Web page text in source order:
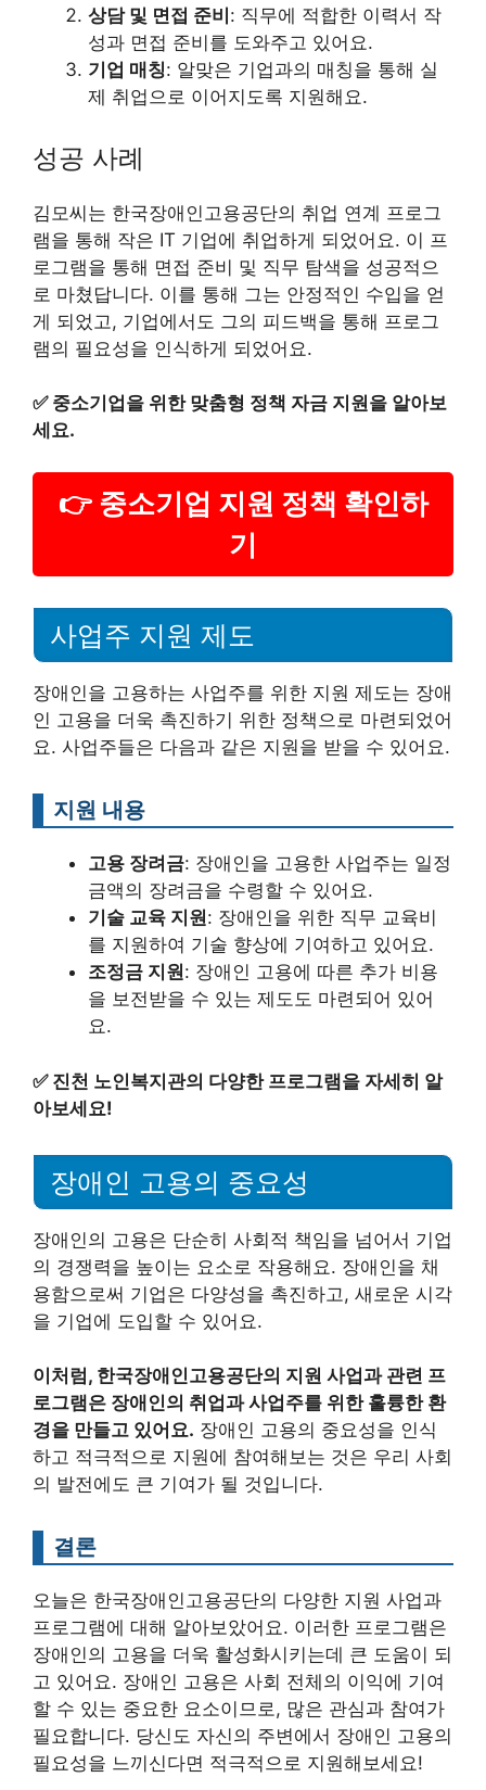
상담 및 면접 준비 : 직무에 적합한 이력서 작
성과 면접 준비를 도와주고 있어요.
기업 매칭: 알맞은 기업과의 매칭을 통해 실
제 취업으로 이어지도록 지원해요.
성공 사례
김모씨는 한국장애인고용공단의 취업 연계 프로그
램을 통해 작은 IT 기업에 취업하게 되었어요. 이 프
로그램을 통해 면접 준비 및 직무 탐색을 성공적으
로 마쳤답니다. 이를 통해 그는 안정적인 수입을 얻
게 되었고, 기업에서도 그의 피드백을 통해 프로그
램의 필요성을 인식하게 되었어요.
✅ 중소기업을 위한 맞춤형 정책 자금 지원을 알아보
세요.
👉 중소기업 지원 정책 확인하
기
사업주 지원 제도
장애인을 고용하는 사업주를 위한 지원 제도는 장애
인 고용을 더욱 촉진하기 위한 정책으로 마련되었어
요. 사업주들은 다음과 같은 지원을 받을 수 있어요.
지원 내용
고용 장려금: 장애인을 고용한 사업주는 일정
금액의 장려금을 수령할 수 있어요.
기술 교육 지원: 장애인을 위한 직무 교육비
를 지원하여 기술 향상에 기여하고 있어요.
조정금 지원: 장애인 고용에 따른 추가 비용
을 보전받을 수 있는 제도도 마련되어 있어
요.
✅ 진천 노인복지관의 다양한 프로그램을 자세히 알
아보세요!
장애인 고용의 중요성
장애인의 고용은 단순히 사회적 책임을 넘어서 기업
의 경쟁력을 높이는 요소로 작용해요. 장애인을 채
용함으로써 기업은 다양성을 촉진하고, 새로운 시각
을 기업에 도입할 수 있어요.
이처럼, 한국장애인고용공단의 지원 사업과 관련 프
로그램은 장애인의 취업과 사업주를 위한 훌륭한 환
경을 만들고 있어요. 장애인 고용의 중요성을 인식
하고 적극적으로 지원에 참여해보는 것은 우리 사회
의 발전에도 큰 기여가 될 것입니다.
결론
오늘은 한국장애인고용공단의 다양한 지원 사업과
프로그램에 대해 알아보았어요. 이러한 프로그램은
장애인의 고용을 더욱 활성화시키는데 큰 도움이 되
고 있어요. 장애인 고용은 사회 전체의 이익에 기여
할 수 있는 중요한 요소이므로, 많은 관심과 참여가
필요합니다. 당신도 자신의 주변에서 장애인 고용의
필요성을 느끼신다면 적극적으로 지원해보세요!